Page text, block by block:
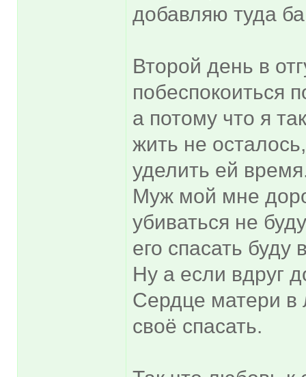
добавляю туда
Второй день в
побеспокоиться
а потому что я
жить не
уделить ей
Муж мой мне
убиваться не
его спасать
Ну а если вдруг
Сердце матери в
своё спасать.